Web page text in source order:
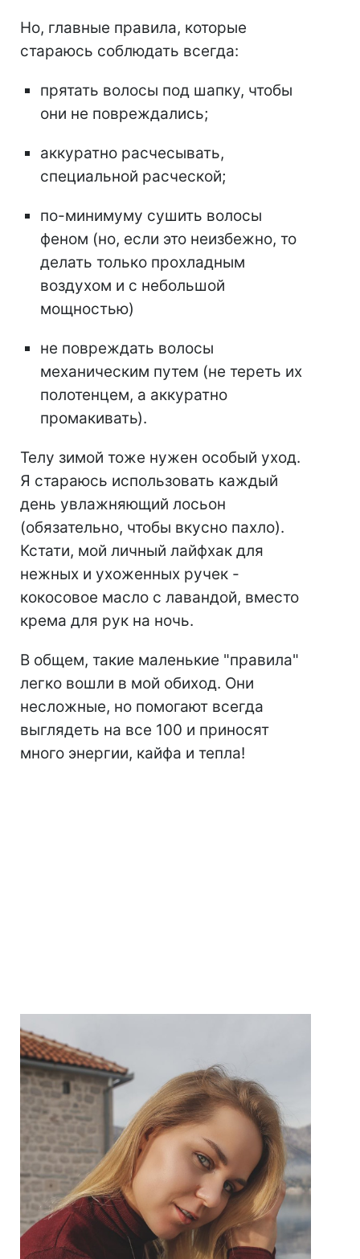
Но, главные правила, которые
стараюсь соблюдать всегда:
прятать волосы под шапку, чтобы
они не повреждались;
аккуратно расчесывать,
специальной расческой;
по-минимуму сушить волосы
феном (но, если это неизбежно, то
делать только прохладным
воздухом и с небольшой
мощностью)
не повреждать волосы
механическим путем (не тереть их
полотенцем, а аккуратно
промакивать).
Телу зимой тоже нужен особый уход.
Я стараюсь использовать каждый
день увлажняющий лосьон
(обязательно, чтобы вкусно пахло).
Кстати, мой личный лайфхак для
нежных и ухоженных ручек -
кокосовое масло с лавандой, вместо
крема для рук на ночь.
В общем, такие маленькие "правила"
легко вошли в мой обиход. Они
несложные, но помогают всегда
выглядеть на все 100 и приносят
много энергии, кайфа и тепла!